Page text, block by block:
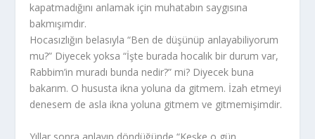
kapatmadığını anlamak için muhatabın saygısına
bakmışımdır.
Hocasızlığın belasıyla “Ben de düşünüp anlayabiliyorum
mu?” Diyecek yoksa “İşte burada hocalık bir durum var,
Rabbim’in muradı bunda nedir?” mi? Diyecek buna
bakarım. O hususta ikna yoluna da gitmem. İzah etmeyi
denesem de asla ikna yoluna gitmem ve gitmemişimdir.